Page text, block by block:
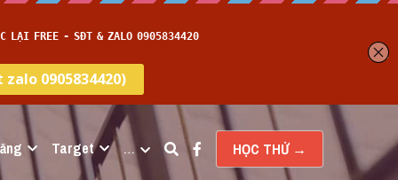
Target … HỌC THỬ →